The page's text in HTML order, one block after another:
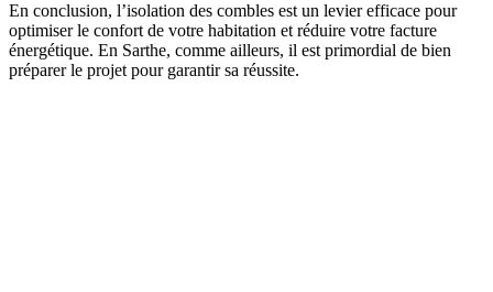
En conclusion, l’isolation des combles est un levier efficace pour
optimiser le confort de votre habitation et réduire votre facture
énergétique. En Sarthe, comme ailleurs, il est primordial de bien
préparer le projet pour garantir sa réussite.